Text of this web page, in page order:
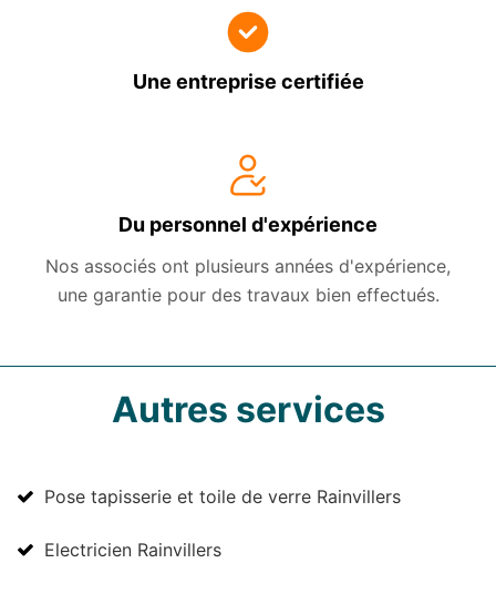
Une entreprise certifiée
Du personnel d'expérience
Nos associés ont plusieurs années d'expérience,
une garantie pour des travaux bien effectués.
Autres services
Pose tapisserie et toile de verre Rainvillers
Electricien Rainvillers